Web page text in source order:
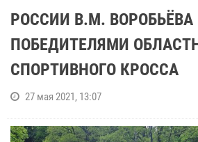
РОССИИ В.М. ВОРОБЬЁВА
ПОБЕДИТЕЛЯМИ
СПОРТИВНОГО КРОССА
27 мая 2021, 13:07